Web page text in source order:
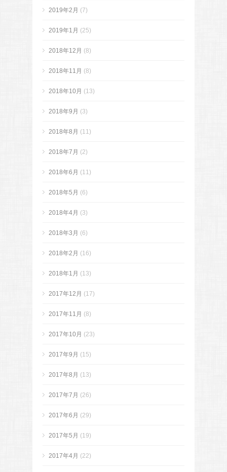
2019年2月 (7)
2019年1月 (25)
2018年12月 (8)
2018年11月 (8)
2018年10月 (13)
2018年9月 (3)
2018年8月 (11)
2018年7月 (2)
2018年6月 (11)
2018年5月 (6)
2018年4月 (3)
2018年3月 (6)
2018年2月 (16)
2018年1月 (13)
2017年12月 (17)
2017年11月 (8)
2017年10月 (23)
2017年9月 (15)
2017年8月 (13)
2017年7月 (26)
2017年6月 (29)
2017年5月 (19)
2017年4月 (22)